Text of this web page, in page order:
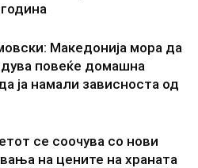
Македонија мора да
повеќе домашна
ја намали зависноста од
се соочува со нови
на цените на храната